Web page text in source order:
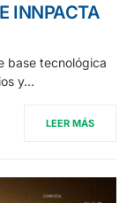
INNPACTA
base tecnológica
y…
LEER MÁS